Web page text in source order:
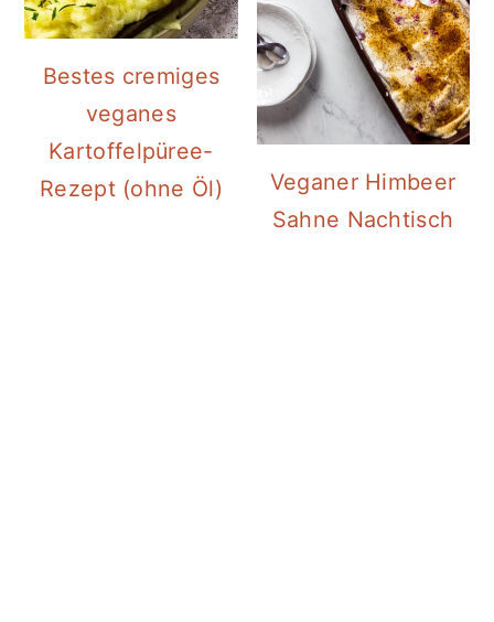
Bestes cremiges
veganes
Kartoffelpüree-
Rezept (ohne Öl)
Veganer Himbeer
Sahne Nachtisch